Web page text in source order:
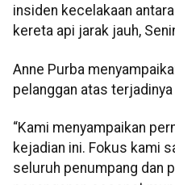
insiden kecelakaan
kereta api jarak jauh,
Anne Purba
pelanggan atas
“Kami menyampaikan
kejadian ini. Fokus kami
seluruh penumpang dan